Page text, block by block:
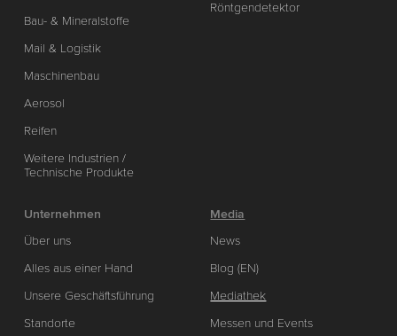
Bau- & Mineralstoffe
Mail & Logistik
Maschinenbau
Aerosol
Reifen
Weitere Industrien /
Technische Produkte
Röntgendetektor
Unternehmen
Über uns
Alles aus einer Hand
Unsere Geschäftsführung
Standorte
Media
News
Blog (EN)
Mediathek
Messen und Events